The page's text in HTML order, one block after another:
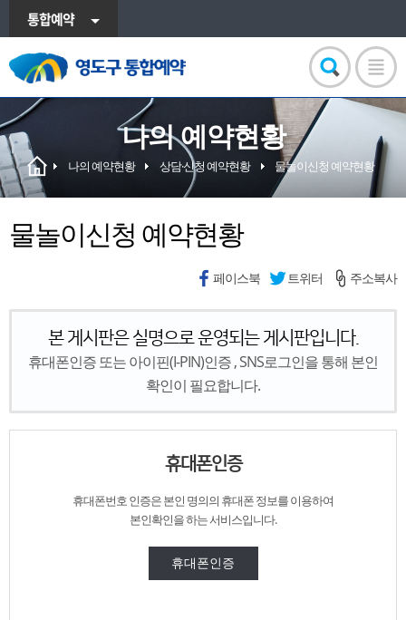
통합예약
나의 예약현황
나의 예약현황 상담·신청 예약현황 물놀이신청 예약현황
물놀이신청 예약현황
페이스북 트위터 주소복사
본 게시판은 실명으로 운영되는 게시판입니다.
휴대폰인증 또는 아이핀(I-PIN)인증 , SNS로그인을 통해 본인
확인이 필요합니다.
휴대폰인증
휴대폰번호 인증은본인 명의의 휴대폰 정보를 이용하여
본인확인을 하는 서비스입니다.
휴대폰인증